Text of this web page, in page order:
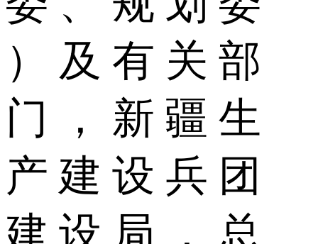
） 及 有 关 部
门 ， 新 疆 生
产 建 设 兵 团
建 设 局 ， 总